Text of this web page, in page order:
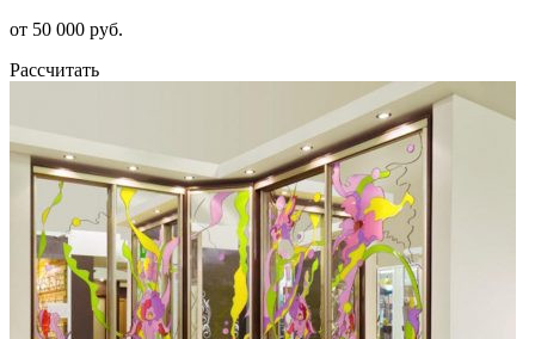
от 50 000 руб.
Рассчитать